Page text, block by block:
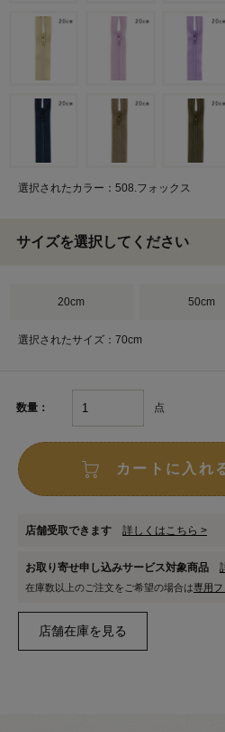
選択されたカラー：508.フォックス
サイズを選択してください
20cm 50cm
選択されたサイズ：70cm
数量： 点
カートに入れ
店舗受取できます 詳しくはこちら >
お取り寄せ申し込みサービス対象商品
在庫数以上のご注文をご希望の場合は専用フ